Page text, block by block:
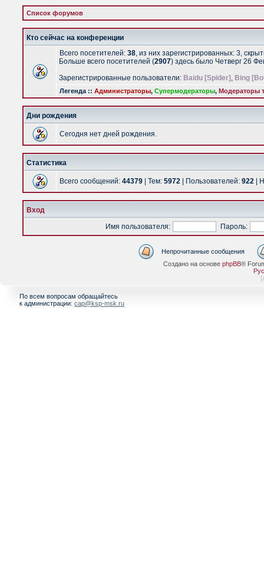
Список форумов
Кто сейчас на конференции
Всего посетителей: 38, из них зарегистрированных: 3,
Больше всего посетителей (2907) здесь было Четверг 26
Зарегистрированные пользователи: Baidu [Spider] , Bing
Легенда :: Администраторы, Супермодераторы, Модераторы
Дни рождения
Сегодня нет дней рождения.
Статистика
Всего сообщений: 44379 | Тем: 5972 | Пользователей: 922 |
Вход
Имя пользователя:
Пароль:
Непрочитанные сообщения
Создано на основе phpBB®
[
По всем вопросам обращайтесь
к администрации: cap@ksp-msk.ru